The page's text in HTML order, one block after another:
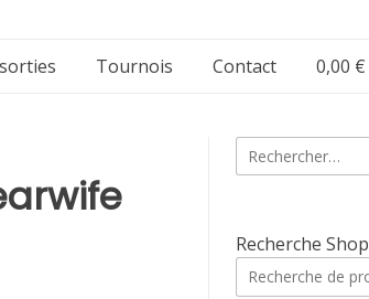
Tournois Contact 0,00 €
Rechercher :
Recherche Shop